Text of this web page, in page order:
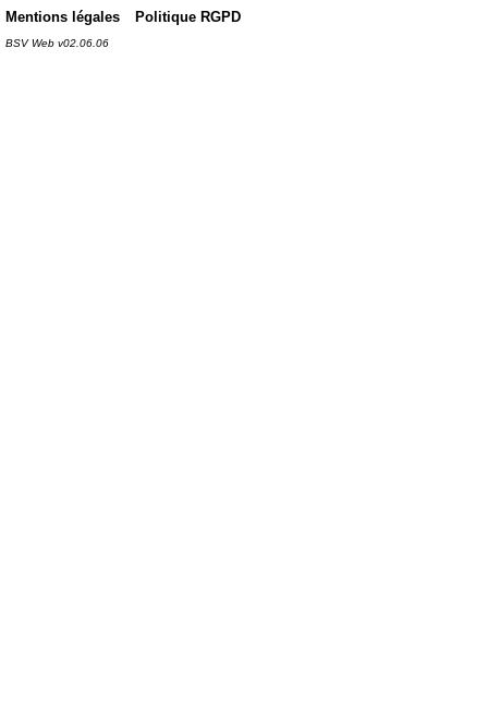
Mentions légales Politique RGPD
BSV Web v02.06.06